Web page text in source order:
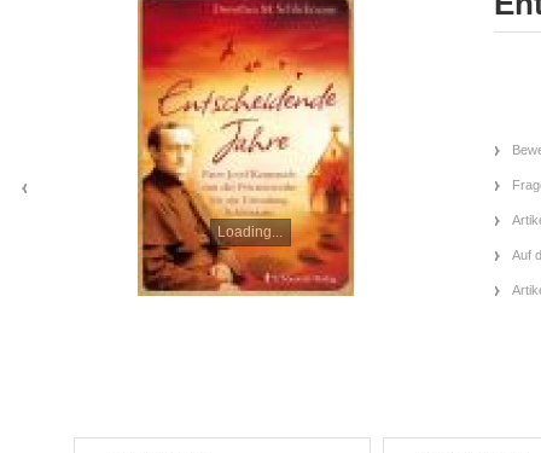
Loading...
Auf